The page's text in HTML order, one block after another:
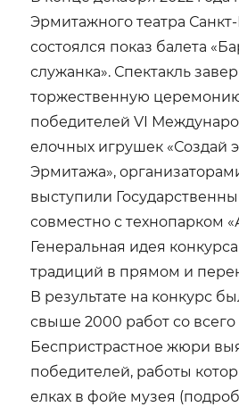
Эрмитажного театра
состоялся показ балета
служанка». Спектакль
торжественную
победителей VI
елочных игрушек «Создай
Эрмитажа»,
выступили
совместно с технопарком
Генеральная идея
традиций в прямом и
В результате на конкурс
свыше 2000 работ со
Беспристрастное жюри
победителей, работы
елках в фойе музея